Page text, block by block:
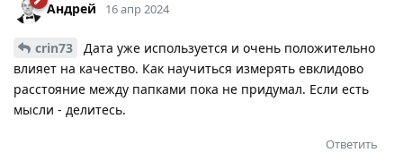
Андрей 16 апр 2024
crin73
Дата уже используется и очень положительно
влияет на качество. Как научиться измерять евклидово
расстояние между папками пока не придумал. Если есть
мысли - делитесь.
Ответить